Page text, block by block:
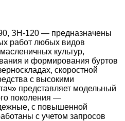
ЗН-120 — предназначены
работ любых видов
культур,
и формирования буртов
скоростной
с высокими
представляет модельный
поколения —
с повышенной
с учетом запросов